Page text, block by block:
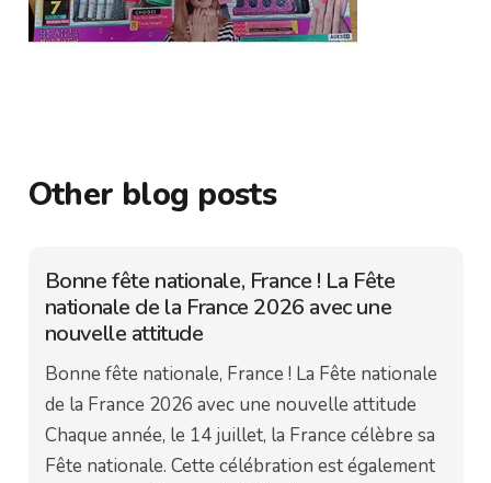
Other blog posts
Bonne fête nationale, France ! La Fête
nationale de la France 2026 avec une
nouvelle attitude
Bonne fête nationale, France ! La Fête nationale
de la France 2026 avec une nouvelle attitude
Chaque année, le 14 juillet, la France célèbre sa
Fête nationale. Cette célébration est également